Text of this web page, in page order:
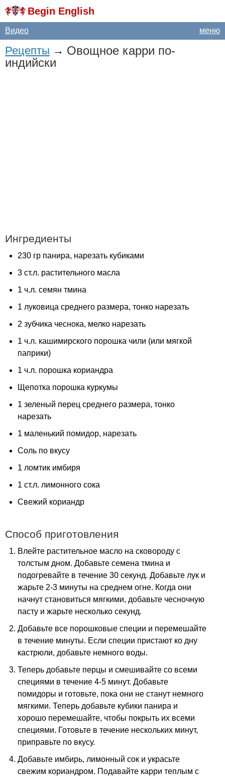
Begin English
меню
Видео
Рецепты → Овощное карри по-
индийски
Ингредиенты
230 гр панира, нарезать кубиками
3 ст.л. растительного масла
1 ч.л. семян тмина
1 луковица среднего размера, тонко нарезать
2 зубчика чеснока, мелко нарезать
1 ч.л. кашимирского порошка чили (или мягкой
паприки)
1 ч.л. порошка кориандра
Щепотка порошка куркумы
1 зеленый перец среднего размера, тонко
нарезать
1 маленький помидор, нарезать
Соль по вкусу
1 ломтик имбиря
1 ст.л. лимонного сока
Свежий кориандр
Способ приготовления
Влейте растительное масло на сковороду с
толстым дном. Добавьте семена тмина и
подогревайте в течение 30 секунд. Добавьте лук и
жарьте 2-3 минуты на среднем огне. Когда они
начнут становиться мягкими, добавьте чесночную
пасту и жарьте несколько секунд.
Добавьте все порошковые специи и перемешайте
в течение минуты. Если специи пристают ко дну
кастрюли, добавьте немного воды.
Теперь добавьте перцы и смешивайте со всеми
специями в течение 4-5 минут. Добавьте
помидоры и готовьте, пока они не станут немного
мягкими. Теперь добавьте кубики панира и
хорошо перемешайте, чтобы покрыть их всеми
специями. Готовьте в течение нескольких минут,
приправьте по вкусу.
Добавьте имбирь, лимонный сок и украсьте
свежим кориандром. Подавайте карри теплым с